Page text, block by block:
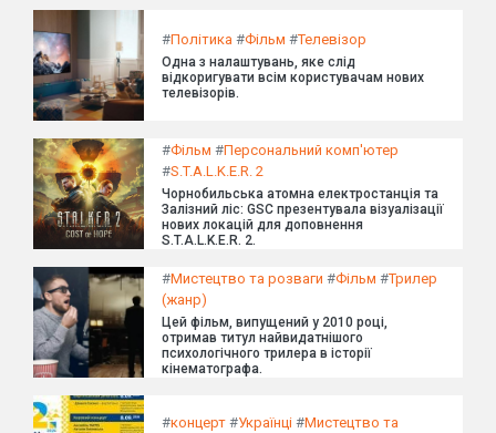
#Політика #Фільм #Телевізор
Одна з налаштувань, яке слід
відкоригувати всім користувачам нових
телевізорів.
#Фільм #Персональний комп'ютер
#S.T.A.L.K.E.R. 2
Чорнобильська атомна електростанція та
Залізний ліс: GSC презентувала візуалізації
нових локацій для доповнення
S.T.A.L.K.E.R. 2.
#Мистецтво та розваги #Фільм #Трилер
(жанр)
Цей фільм, випущений у 2010 році,
отримав титул найвидатнішого
психологічного трилера в історії
кінематографа.
#концерт #Українці #Мистецтво та